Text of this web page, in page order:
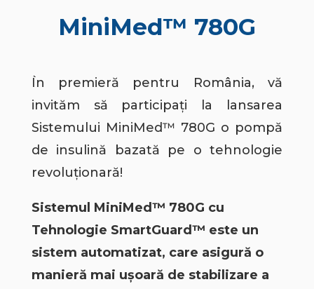
MiniMed™ 780G
În premieră pentru România, vă
invităm să participați la lansarea
Sistemului MiniMed™ 780G o pompă
de insulină bazată pe o tehnologie
revoluționară!
Sistemul MiniMed™ 780G cu
Tehnologie SmartGuard™ este un
sistem automatizat, care asigură o
manieră mai ușoară de stabilizare a